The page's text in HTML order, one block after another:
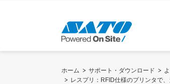
ホーム サポート・ダウンロード
レスプリ：RFID仕様のプリンタで